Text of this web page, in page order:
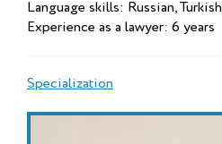
Language skills: Russian, Turkish
Experience as a lawyer: 6 years
Specialization